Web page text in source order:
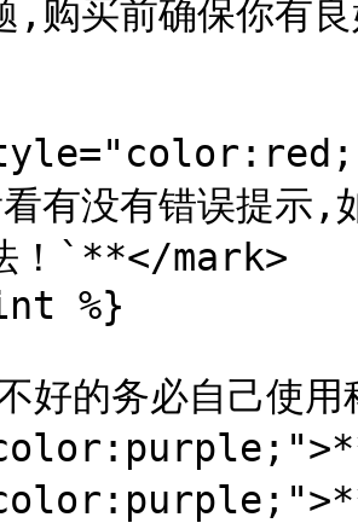
,购买前确保你有
有没有错误提示,
！`**</mark>
%}
好的务必自己使